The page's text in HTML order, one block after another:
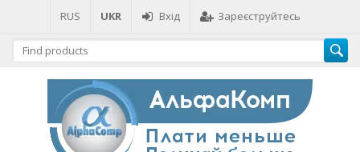
RUS UKR Вхід Зареєструйтесь